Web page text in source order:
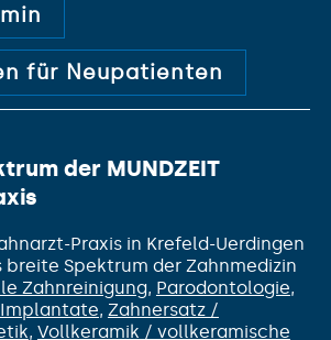
für Neupatienten
der MUNDZEIT
Praxis in Krefeld-Uerdingen
Spektrum der Zahnmedizin
Zahnreinigung, Parodontologie,
, Zahnersatz /
, Vollkeramik / vollkeramische